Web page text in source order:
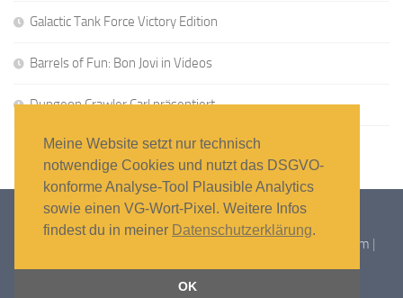
Galactic Tank Force Victory Edition
Barrels of Fun: Bon Jovi in Videos
Dungeon Crawler Carl präsentiert
Impressum |
Meine Website setzt nur technisch
notwendige Cookies und nutzt das DSGVO-
konforme Analyse-Tool Plausible Analytics
sowie einen VG-Wort-Pixel. Weitere Infos
findest du in meiner Datenschutzerklärung.
OK